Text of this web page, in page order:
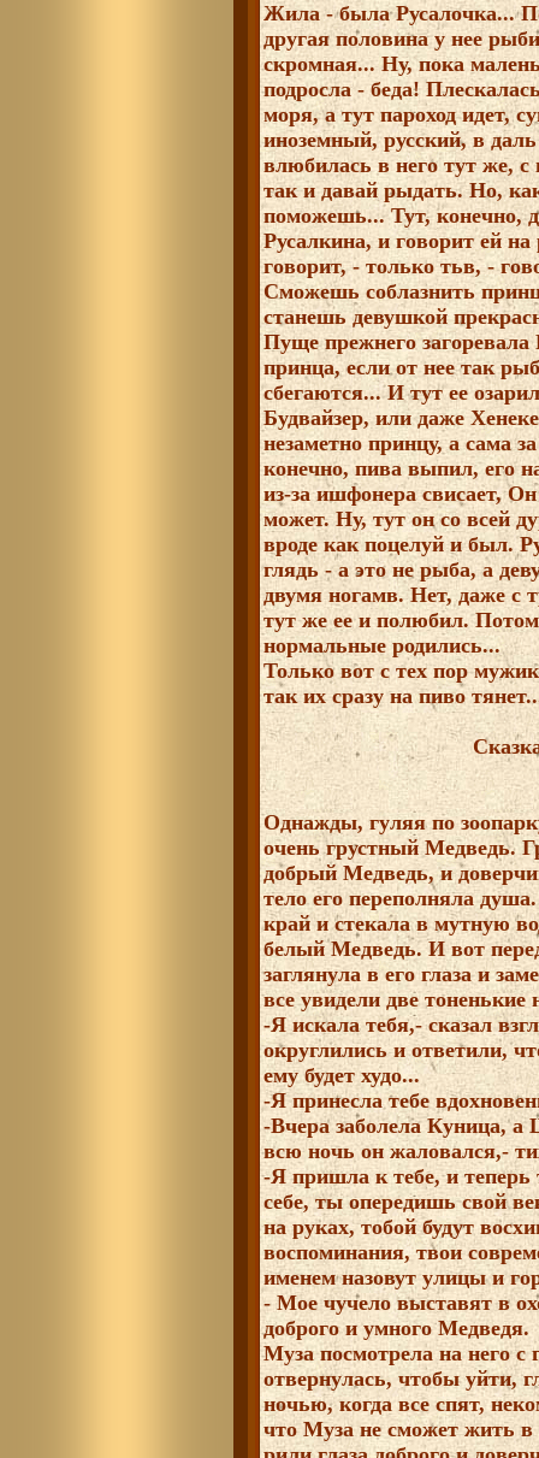
Жила - была Русалочка...
другая половина у нее
скромная... Ну, пока
подросла - беда!
моря, а тут пароход идет,
иноземный, русский, в
влюбилась в него тут же, с
так и давай рыдать. Но,
поможешь... Тут, конечно,
Русалкина, и говорит ей
говорит, - только тьв, -
Сможешь соблазнить
станешь девушкой
Пуще прежнего загоревала
принца, если от нее так
сбегаются... И тут ее
Будвайзер, или даже
незаметно принцу, а сама
конечно, пива выпил, его
из-за ишфонера свисает,
может. Ну, тут он со всей
вроде как поцелуй и был.
глядь - а это не рыба, а
двумя ногамв. Нет, даже с
тут же ее и полюбил.
нормальные родились...
Только вот с тех пор
так их сразу на пиво
Однажды, гуляя по
очень грустный Медведь.
добрый Медведь, и
тело его переполняла
край и стекала в мутную
белый Медведь. И вот
заглянула в его глаза и
все увидели две
-Я искала тебя,- сказал
округлились и ответили,
ему будет худо...
-Я принесла тебе
-Вчера заболела Куница,
всю ночь он жаловался,-
-Я пришла к тебе, и
себе, ты опередишь свой
на руках, тобой будут
воспоминания, твои
именем назовут улицы и
- Мое чучело выставят в
доброго и умного Медведя.
Муза посмотрела на него с
отвернулась, чтобы уйти,
ночью, когда все спят,
что Муза не сможет жить в